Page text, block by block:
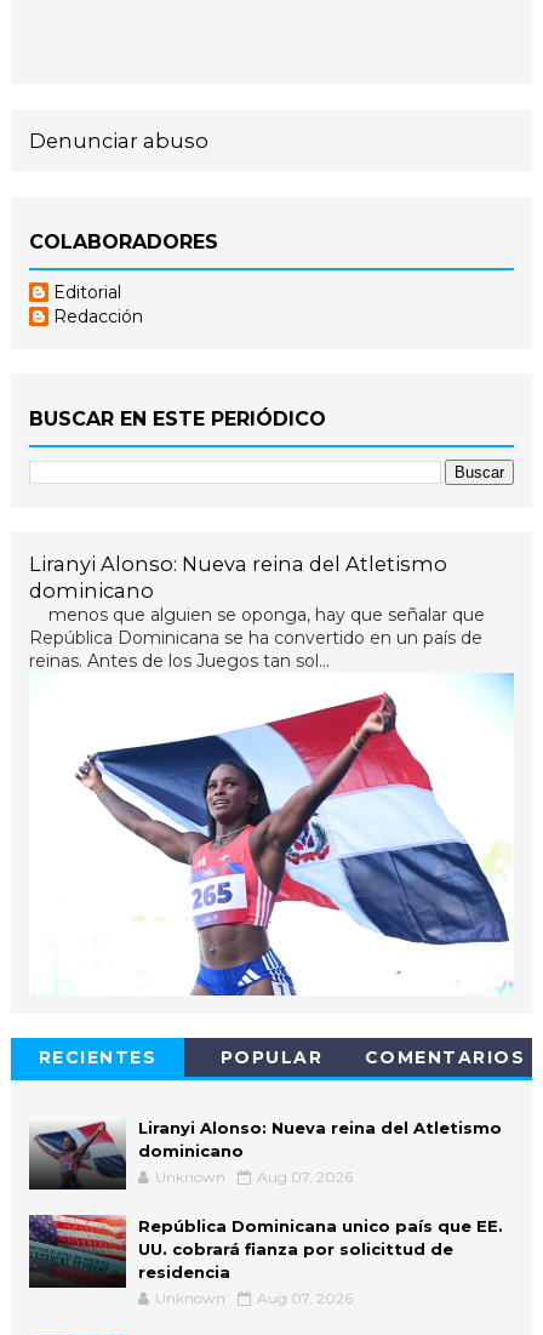
Denunciar abuso
COLABORADORES
Editorial
Redacción
BUSCAR EN ESTE PERIÓDICO
Liranyi Alonso: Nueva reina del Atletismo
dominicano
menos que alguien se oponga, hay que señalar que
República Dominicana se ha convertido en un país de
reinas. Antes de los Juegos tan sol...
RECIENTES POPULAR COMENTARIOS
Liranyi Alonso: Nueva reina del Atletismo
dominicano
Unknown Aug 07, 2026
República Dominicana unico país que EE.
UU. cobrará fianza por solicittud de
residencia
Unknown Aug 07, 2026